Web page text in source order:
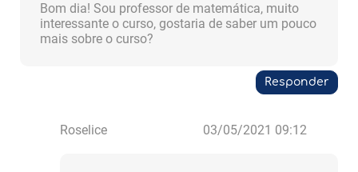
Bom dia! Sou professor de matemática, muito
interessante o curso, gostaria de saber um pouco
mais sobre o curso?
Responder
Roselice 03/05/2021 09:12